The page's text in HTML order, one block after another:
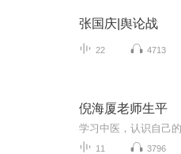
张国庆|舆论战
22 4713
倪海厦老师生平
11 3796